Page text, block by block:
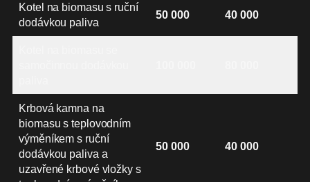
Kotel na biomasu s ruční
dodávkou paliva
50 000 40 000
Krbová kamna na
biomasu s teplovodním
výměníkem s ruční
dodávkou paliva a
uzavřené krbové vložky s
50 000 40 000